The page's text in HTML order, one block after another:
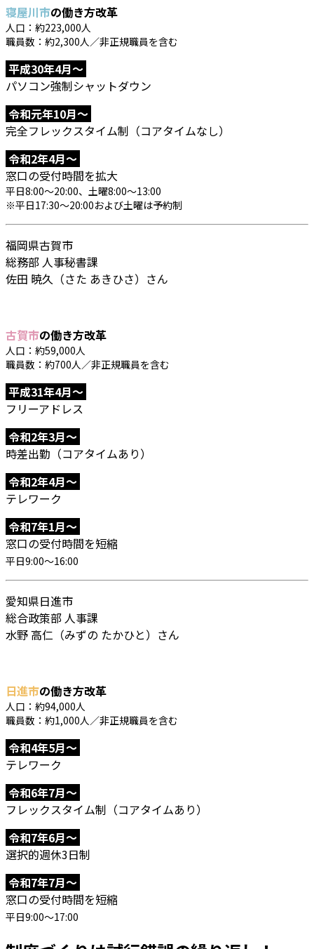
寝屋川市の働き方改革
人口：約223,000人
職員数：約2,300人／非正規職員を含む
平成30年4月～
パソコン強制シャットダウン
令和元年10月～
完全フレックスタイム制（コアタイムなし）
令和2年4月～
窓口の受付時間を拡大
平日8:00～20:00、土曜8:00～13:00
※平日17:30～20:00および土曜は予約制
福岡県古賀市
総務部 人事秘書課
佐田 暁久（さた あきひさ）さん
古賀市の働き方改革
人口：約59,000人
職員数：約700人／非正規職員を含む
平成31年4月～
フリーアドレス
令和2年3月～
時差出勤（コアタイムあり）
令和2年4月～
テレワーク
令和7年1月～
窓口の受付時間を短縮
平日9:00～16:00
愛知県日進市
総合政策部 人事課
水野 高仁（みずの たかひと）さん
日進市の働き方改革
人口：約94,000人
職員数：約1,000人／非正規職員を含む
令和4年5月～
テレワーク
令和6年7月～
フレックスタイム制（コアタイムあり）
令和7年6月～
選択的週休3日制
令和7年7月～
窓口の受付時間を短縮
平日9:00～17:00